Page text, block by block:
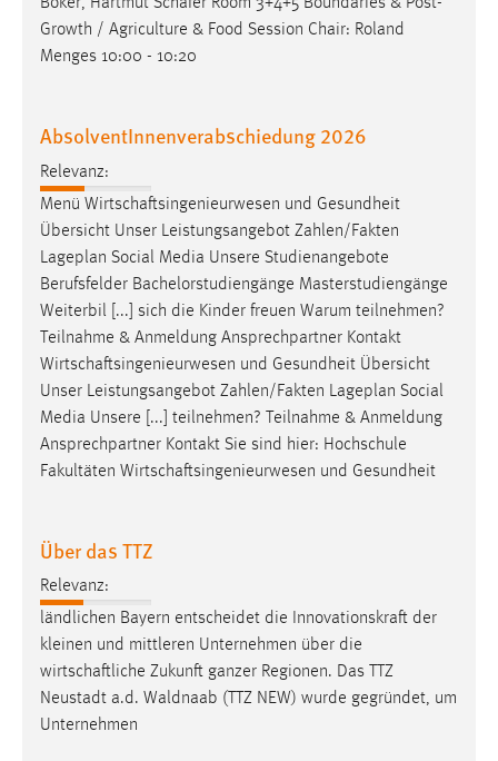
Growth / Agriculture & Food Session Chair: Roland
Menges 10:00 - 10:20
AbsolventInnenverabschiedung 2026
Relevanz:
Menü Wirtschaftsingenieurwesen und Gesundheit
Übersicht Unser Leistungsangebot Zahlen/Fakten
Lageplan Social Media Unsere Studienangebote
Berufsfelder Bachelorstudiengänge Masterstudiengänge
Weiterbil [...] sich die Kinder freuen Warum teilnehmen?
Teilnahme & Anmeldung Ansprechpartner Kontakt
Wirtschaftsingenieurwesen und Gesundheit Übersicht
Unser Leistungsangebot Zahlen/Fakten Lageplan Social
Media Unsere [...] teilnehmen? Teilnahme & Anmeldung
Ansprechpartner Kontakt Sie sind hier: Hochschule
Fakultäten Wirtschaftsingenieurwesen und Gesundheit
Über das TTZ
Relevanz:
ländlichen Bayern entscheidet die Innovationskraft der
kleinen und mittleren Unternehmen über die
wirtschaftliche Zukunft ganzer Regionen. Das TTZ
Neustadt a.d. Waldnaab (TTZ NEW) wurde gegründet, um
Unternehmen